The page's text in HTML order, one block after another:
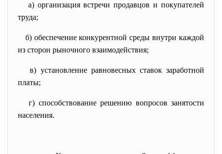
а) организация встречи продавцов и покупателей
труда;
б) обеспечение конкурентной среды внутри каждой
из сторон рыночного взаимодействия;
в) установление равновесных ставок заработной
платы;
г) способствование решению вопросов занятости
населения.